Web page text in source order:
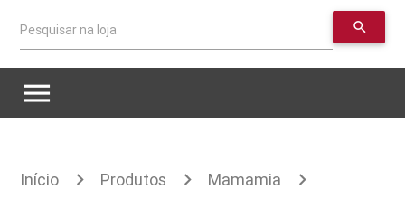
Pesquisar na loja search
menu
Início Produtos Mamamia